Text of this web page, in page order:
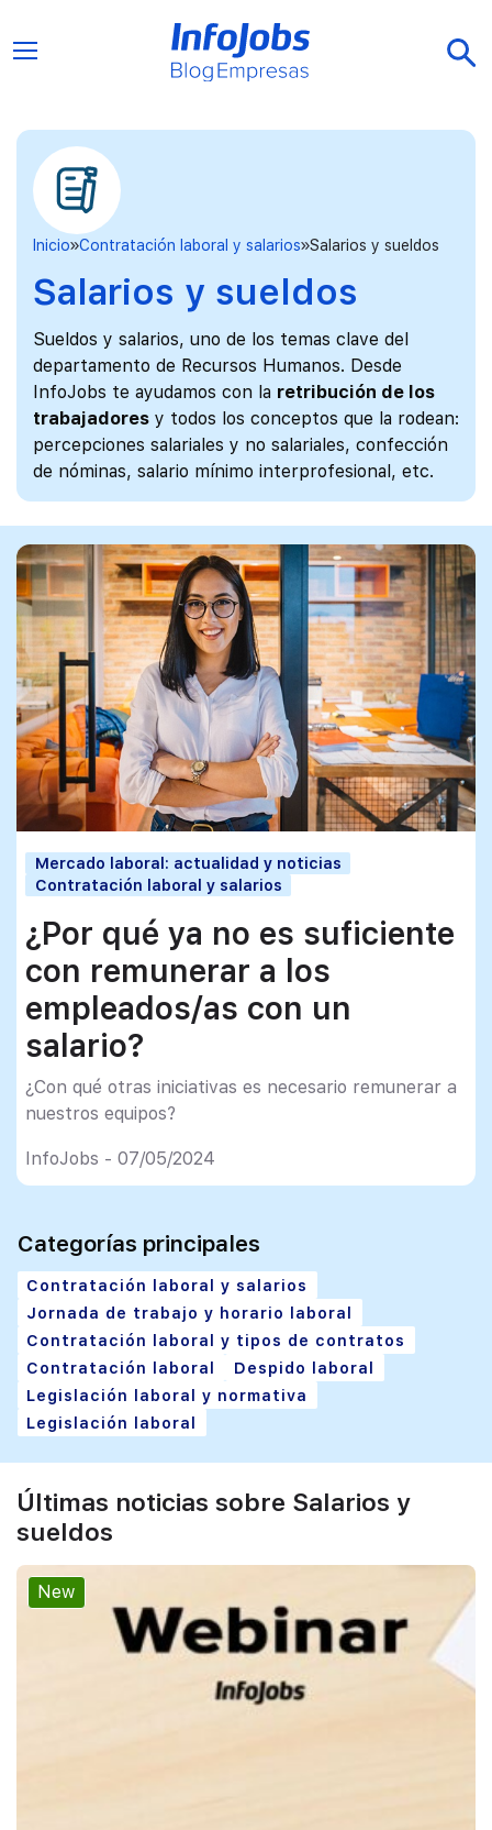
Inicio Contratación laboral y salarios Salarios y sueldos
Salarios y sueldos
Sueldos y salarios, uno de los temas clave del
departamento de Recursos Humanos. Desde
InfoJobs te ayudamos con la retribución de los
trabajadores y todos los conceptos que la rodean:
percepciones salariales y no salariales, confección
de nóminas, salario mínimo interprofesional, etc.
Mercado laboral: actualidad y noticias
Contratación laboral y salarios
¿Por qué ya no es suficiente
con remunerar a los
empleados/as con un
salario?
¿Con qué otras iniciativas es necesario remunerar a
nuestros equipos?
InfoJobs - 07/05/2024
Categorías principales
Contratación laboral y salarios
Jornada de trabajo y horario laboral
Contratación laboral y tipos de contratos
Contratación laboral
Despido laboral
Legislación laboral y normativa
Legislación laboral
Últimas noticias sobre Salarios y
sueldos
New